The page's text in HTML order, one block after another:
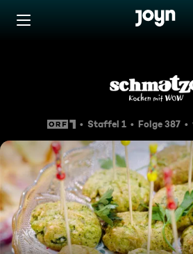
Zum Inhalt springen
Staffel 1 Folge 387